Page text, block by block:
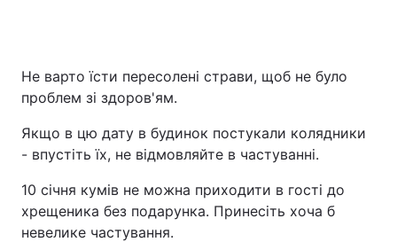
Не варто їсти пересолені страви, щоб не було
проблем зі здоров'ям.
Якщо в цю дату в будинок постукали колядники
- впустіть їх, не відмовляйте в частуванні.
10 січня кумів не можна приходити в гості до
хрещеника без подарунка. Принесіть хоча б
невелике частування.